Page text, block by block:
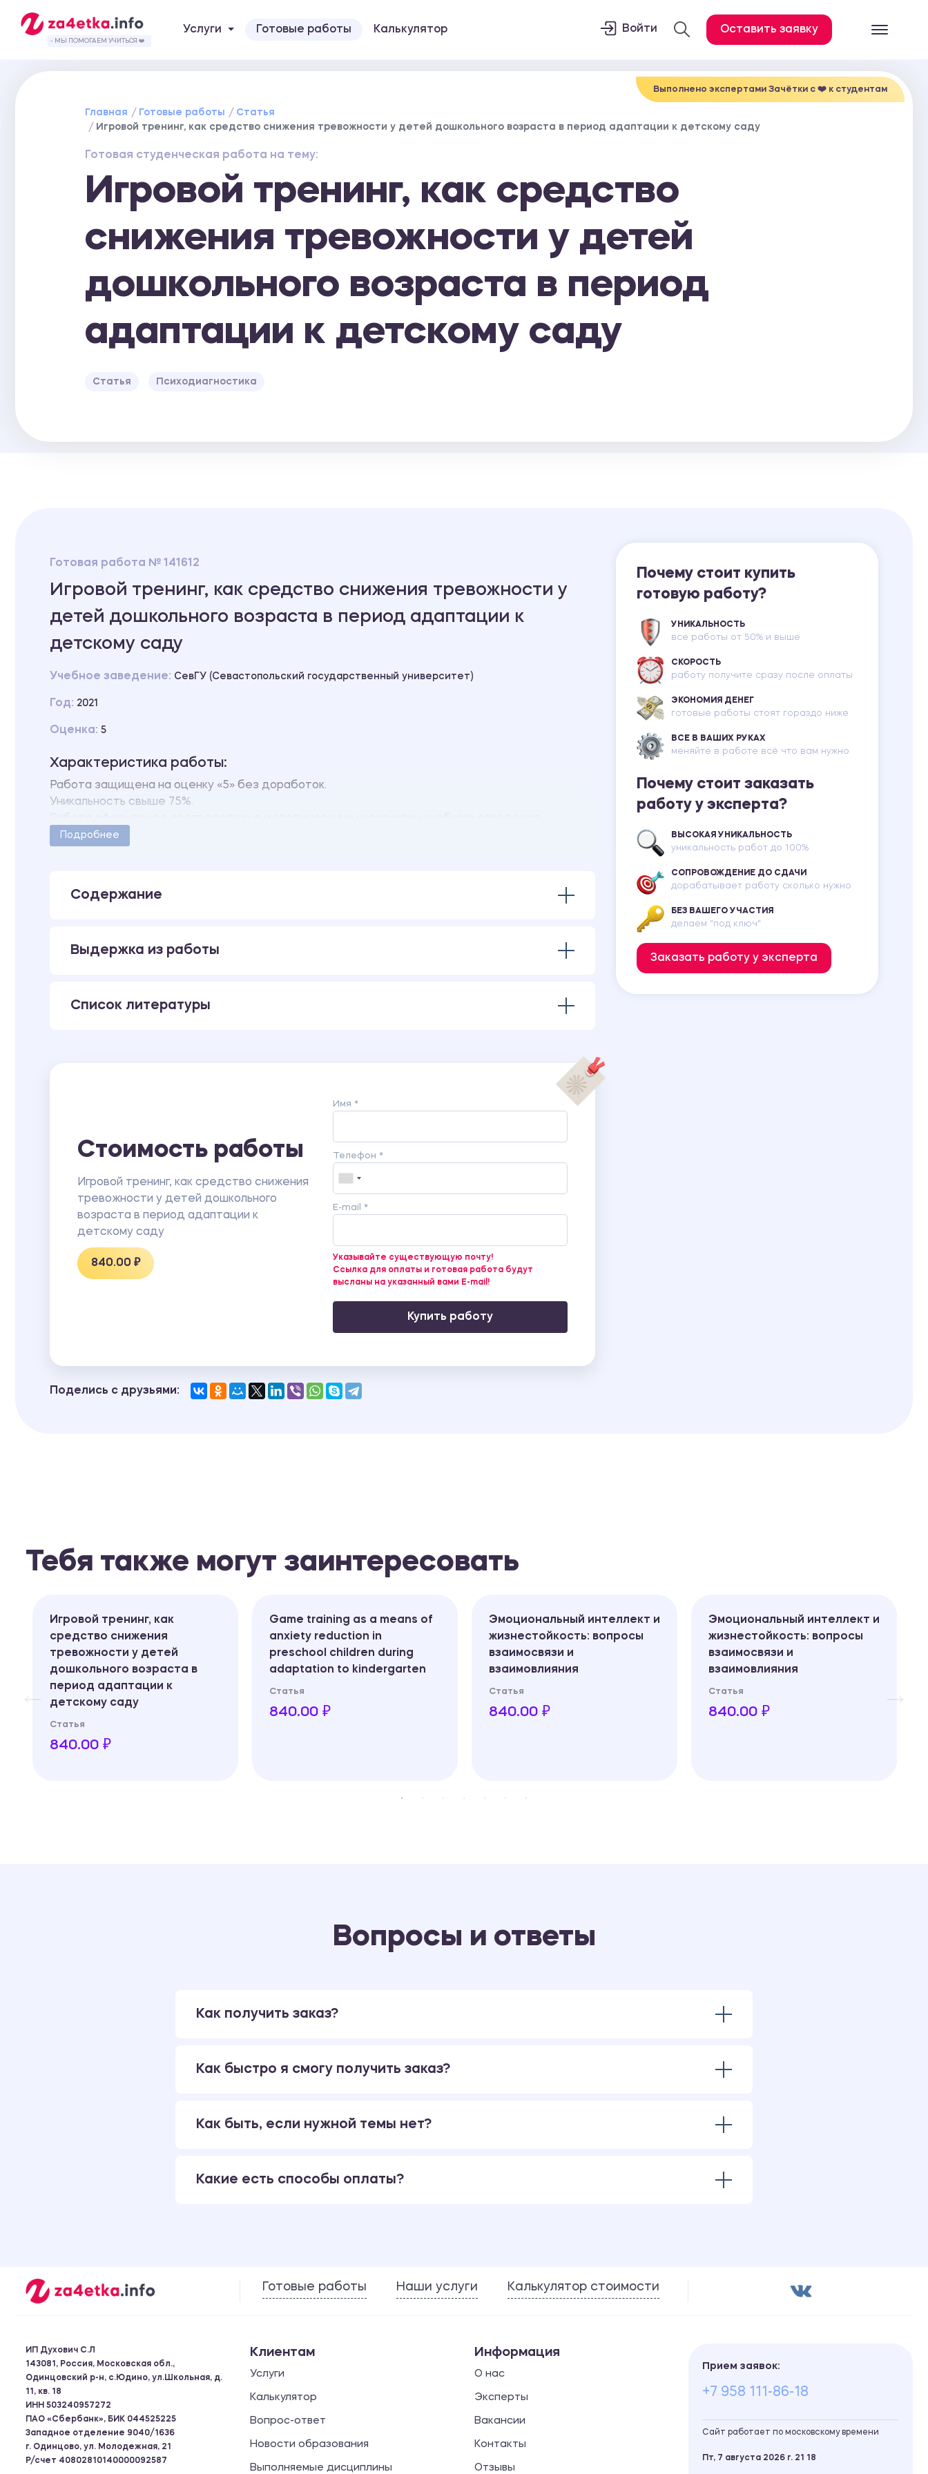
Все услуги
- МЫ ПОМОГАЕМ УЧИТЬСЯ ❤️
Услуги Готовые работы Калькулятор Войти Оставить заявку
Выполнено экспертами Зачётки c ❤️ к студентам
Главная Готовые работы
Статья
Игровой тренинг, как средство снижения тревожности у детей дошкольного возраста в период адаптации к детскому саду
Готовая студенческая работа на тему:
Игровой тренинг, как средство
снижения тревожности у детей
дошкольного возраста в период
адаптации к детскому саду
Статья Психодиагностика
Готовая работа № 141612
Игровой тренинг, как средство снижения тревожности у
детей дошкольного возраста в период адаптации к
детскому саду
Учебное заведение: СевГУ (Севастопольский государственный университет)
Год: 2021
Оценка: 5
Характеристика работы:
Работа защищена на оценку «5» без доработок.
Уникальность свыше 75%.
Количество страниц - 6.
Подробнее
Содержание
Выдержка из работы
Список литературы
Стоимость работы
Игровой тренинг, как средство снижения
тревожности у детей дошкольного
возраста в период адаптации к
детскому саду
840.00 ₽
Имя *
Телефон *
E-mail *
Указывайте существующую почту!
Ссылка для оплаты и готовая работа будут
высланы на указанный вами E-mail!
Купить работу
Почему стоит купить
готовую работу?
УНИКАЛЬНОСТЬ
все работы от 50% и выше
СКОРОСТЬ
работу получите сразу после оплаты
ЭКОНОМИЯ ДЕНЕГ
готовые работы стоят гораздо ниже
ВСЕ В ВАШИХ РУКАХ
меняйте в работе всё что вам нужно
Почему стоит заказать
работу у эксперта?
ВЫСОКАЯ УНИКАЛЬНОСТЬ
уникальность работ до 100%
СОПРОВОЖДЕНИЕ ДО СДАЧИ
дорабатывает работу сколько нужно
БЕЗ ВАШЕГО УЧАСТИЯ
делаем "под ключ"
Заказать работу у эксперта
Поделись с друзьями:
Тебя также могут заинтересовать
Игровой тренинг, как
средство снижения
тревожности у детей
дошкольного возраста в
период адаптации к
детскому саду
Статья
840.00 ₽
Game training as a means of
anxiety reduction in
preschool children during
adaptation to kindergarten
Статья
840.00 ₽
Эмоциональный интеллект и
жизнестойкость: вопросы
взаимосвязи и
взаимовлияния
Статья
840.00 ₽
Эмоциональный интеллект и
жизнестойкость: вопросы
взаимосвязи и
взаимовлияния
Статья
840.00 ₽
Вопросы и ответы
Как получить заказ?
Как быстро я смогу получить заказ?
Как быть, если нужной темы нет?
Какие есть способы оплаты?
Готовые работы Наши услуги Калькулятор стоимости
ИП Духович С.Л
143081, Россия, Московская обл.,
Одинцовский р-н, с.Юдино, ул.Школьная, д.
11, кв. 18
ИНН 503240957272
ПАО «Сбербанк», БИК 044525225
Западное отделение 9040/1636
г. Одинцово, ул. Молодежная, 21
Р/счет 40802810140000092587
Клиентам
Услуги
Калькулятор
Вопрос-ответ
Новости образования
Выполняемые дисциплины
Информация
О нас
Эксперты
Вакансии
Контакты
Отзывы
Прием заявок:
+7 958 111-86-18
Сайт работает по московскому времени
Пт, 7 августа 2026 г. 21 18